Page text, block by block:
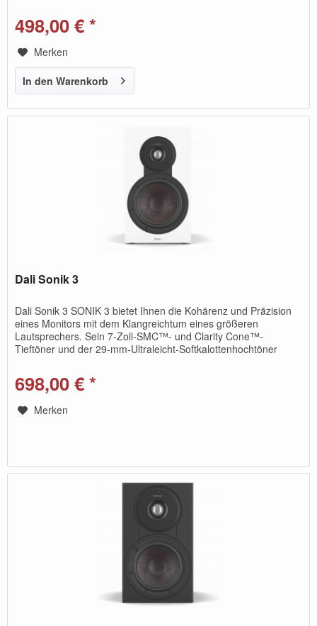
498,00 € *
Merken
In den Warenkorb
Dali Sonik 3
Dali Sonik 3 SONIK 3 bietet Ihnen die Kohärenz und Präzision
eines Monitors mit dem Klangreichtum eines größeren
Lautsprechers. Sein 7-Zoll-SMC™- und Clarity Cone™-
Tieftöner und der 29-mm-Ultraleicht-Softkalottenhochtöner
698,00 € *
Merken